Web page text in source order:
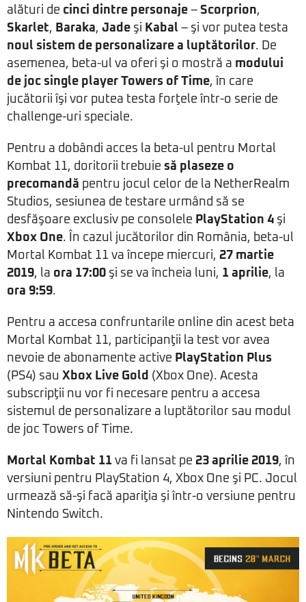
alături de cinci dintre personaje – Scorprion,
Skarlet, Baraka, Jade şi Kabal – şi vor putea testa
noul sistem de personalizare a luptătorilor. De
asemenea, beta-ul va oferi şi o mostră a modului
de joc single player Towers of Time, în care
jucătorii îşi vor putea testa forţele într-o serie de
challenge-uri speciale.
Pentru a dobândi acces la beta-ul pentru Mortal
Kombat 11, doritorii trebuie să plaseze o
precomandă pentru jocul celor de la NetherRealm
Studios, sesiunea de testare urmând să se
desfăşoare exclusiv pe consolele PlayStation 4 şi
Xbox One. În cazul jucătorilor din România, beta-ul
Mortal Kombat 11 va începe miercuri, 27 martie
2019, la ora 17:00 şi se va încheia luni, 1 aprilie, la
ora 9:59.
Pentru a accesa confruntarile online din acest beta
Mortal Kombat 11, participanţii la test vor avea
nevoie de abonamente active PlayStation Plus
(PS4) sau Xbox Live Gold (Xbox One). Acesta
subscripţii nu vor fi necesare pentru a accesa
sistemul de personalizare a luptătorilor sau modul
de joc Towers of Time.
Mortal Kombat 11 va fi lansat pe 23 aprilie 2019, în
versiuni pentru PlayStation 4, Xbox One şi PC. Jocul
urmează să-şi facă apariţia şi într-o versiune pentru
Nintendo Switch.